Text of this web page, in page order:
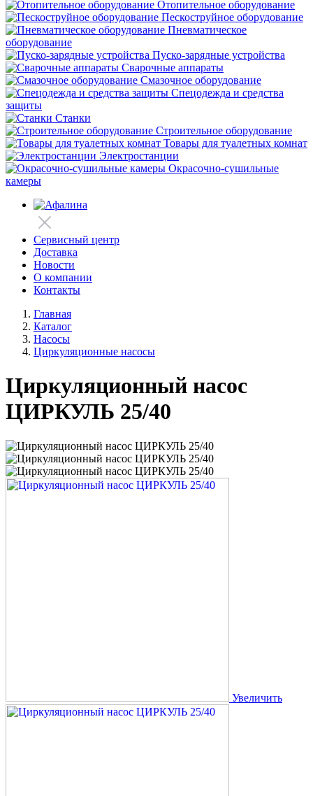
Отопительное оборудование
Пескоструйное оборудование
Пневматическое
оборудование
Пуско-зарядные устройства
Сварочные аппараты
Смазочное оборудование
Спецодежда и средства
защиты
Станки
Строительное оборудование
Товары для туалетных комнат
Электростанции
Окрасочно-сушильные
камеры
Сервисный центр
Доставка
Новости
О компании
Контакты
Главная
Каталог
Насосы
Циркуляционные насосы
Циркуляционный насос
ЦИРКУЛЬ 25/40
Увеличить